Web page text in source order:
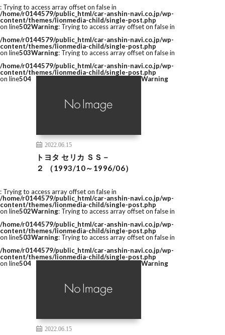
: Trying to access array offset on false in
/home/r0144579/public_html/car-anshin-navi.co.jp/wp-
content/themes/lionmedia-child/single-post.php
on line502Warning: Trying to access array offset on false in
/home/r0144579/public_html/car-anshin-navi.co.jp/wp-
content/themes/lionmedia-child/single-post.php
on line503Warning: Trying to access array offset on false in
/home/r0144579/public_html/car-anshin-navi.co.jp/wp-
content/themes/lionmedia-child/single-post.php
on line504
2022.06.15
トヨタ セリカ ＳＳ－
２ （1993/10～1996/06）
Warning
: Trying to access array offset on false in
/home/r0144579/public_html/car-anshin-navi.co.jp/wp-
content/themes/lionmedia-child/single-post.php
on line502Warning: Trying to access array offset on false in
/home/r0144579/public_html/car-anshin-navi.co.jp/wp-
content/themes/lionmedia-child/single-post.php
on line503Warning: Trying to access array offset on false in
/home/r0144579/public_html/car-anshin-navi.co.jp/wp-
content/themes/lionmedia-child/single-post.php
on line504
2022.06.15
Warning